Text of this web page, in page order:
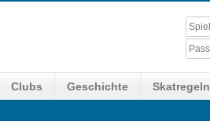
Clubs Geschichte Skatregeln